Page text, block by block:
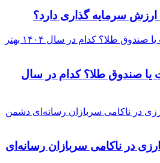
یا صندوق طلا؟ کدام در سال
در ناکامی سربازان رسانه‌ای